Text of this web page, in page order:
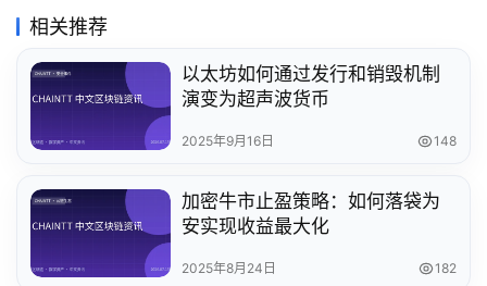
相关推荐
以太坊如何通过发行和销毁机制
演变为超声波货币
2025年9月16日 148
加密牛市止盈策略：如何落袋为
安实现收益最大化
2025年8月24日 182